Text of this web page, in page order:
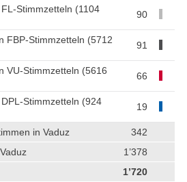
Stimmzetteln (1104
90
FBP-Stimmzetteln (5712
91
VU-Stimmzetteln (5616
66
Stimmzetteln (924
19
in Vaduz
342
1’378
1’720